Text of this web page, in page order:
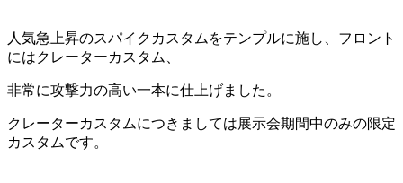
人気急上昇のスパイクカスタムをテンプルに施し、フロント
にはクレーターカスタム、
非常に攻撃力の高い一本に仕上げました。
クレーターカスタムにつきましては展示会期間中のみの限定
カスタムです。